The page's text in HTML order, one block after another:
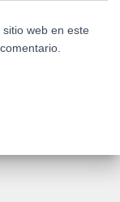
web en este